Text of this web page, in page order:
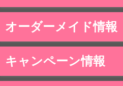
オーダーメイド情報
キャンペーン情報